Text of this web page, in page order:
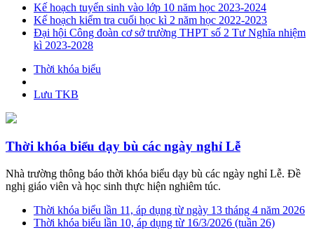
Kế hoạch tuyển sinh vào lớp 10 năm học 2023-2024
Kế hoạch kiểm tra cuối học kì 2 năm học 2022-2023
Đại hội Công đoàn cơ sở trường THPT số 2 Tư Nghĩa nhiệm
kì 2023-2028
Thời khóa biểu
Lưu TKB
Thời khóa biểu dạy bù các ngày nghỉ Lễ
Nhà trường thông báo thời khóa biểu dạy bù các ngày nghỉ Lễ. Đề
nghị giáo viên và học sinh thực hiện nghiêm túc.
Thời khóa biểu lần 11, áp dụng từ ngày 13 tháng 4 năm 2026
Thời khóa biểu lần 10, áp dụng từ 16/3/2026 (tuần 26)